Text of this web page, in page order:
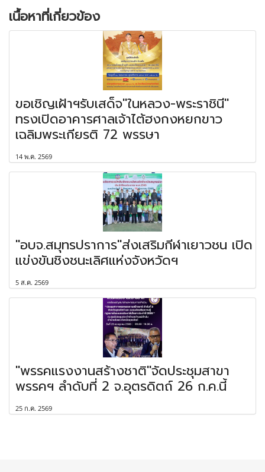
เนื้อหาที่เกี่ยวข้อง
ขอเชิญเฝ้าฯรับเสด็จ"ในหลวง-พระราชินี"
ทรงเปิดอาคารศาลเจ้าไต้ฮงกงหยกขาว
เฉลิมพระเกียรติ 72 พรรษา
14 พ.ค. 2569
"อบจ.สมุทรปราการ"ส่งเสริมกีฬาเยาวชน เปิด
แข่งขันชิงชนะเลิศแห่งจังหวัดฯ
5 ส.ค. 2569
"พรรคแรงงานสร้างชาติ"จัดประชุมสาขา
พรรคฯ ลำดับที่ 2 จ.อุตรดิตถ์ 26 ก.ค.นี้
25 ก.ค. 2569